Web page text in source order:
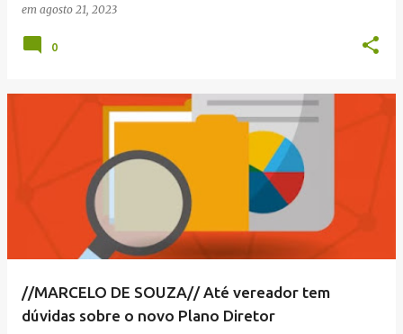
em agosto 21, 2023
0
//MARCELO DE SOUZA// Até vereador tem
dúvidas sobre o novo Plano Diretor